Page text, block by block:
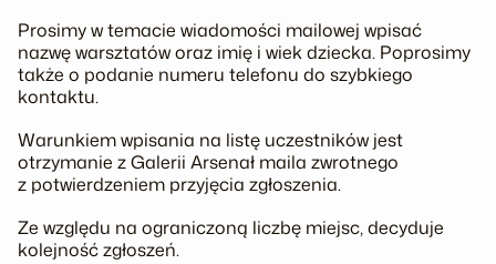
Prosimy w temacie wiadomości mailowej wpisać
nazwę warsztatów oraz imię i wiek dziecka. Poprosimy
także o podanie numeru telefonu do szybkiego
kontaktu.
Warunkiem wpisania na listę uczestników jest
otrzymanie z Galerii Arsenał maila zwrotnego
z potwierdzeniem przyjęcia zgłoszenia.
Ze względu na ograniczoną liczbę miejsc, decyduje
kolejność zgłoszeń.